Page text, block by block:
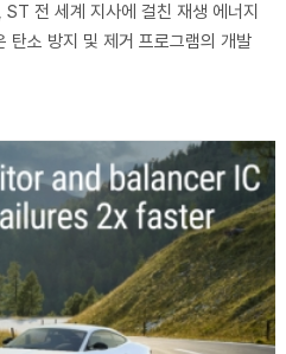
전 세계 지사에 걸친 재생 에너지
탄소 방지 및 제거 프로그램의 개발